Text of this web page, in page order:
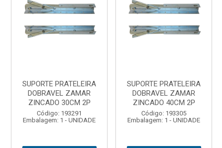
SUPORTE PRATELEIRA
DOBRAVEL ZAMAR
ZINCADO 30CM 2P
Código: 193291
Embalagem: 1 - UNIDADE
SUPORTE PRATELEIRA
DOBRAVEL ZAMAR
ZINCADO 40CM 2P
Código: 193305
Embalagem: 1 - UNIDADE